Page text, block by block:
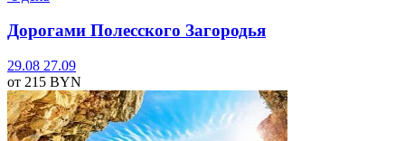
Дорогами Полесского Загородья
29.08 27.09
от 215 BYN